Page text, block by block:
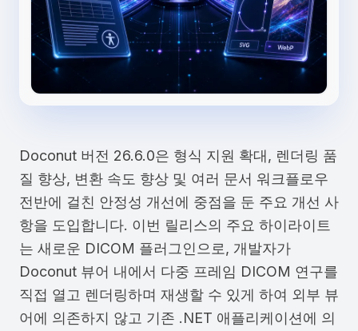
Doconut 버전 26.6.0은 형식 지원 확대, 렌더링 품
질 향상, 변환 속도 향상 및 여러 문서 워크플로우
전반에 걸친 안정성 개선에 중점을 둔 주요 개선 사
항을 도입합니다. 이번 릴리스의 주요 하이라이트
는 새로운 DICOM 플러그인으로, 개발자가
Doconut 뷰어 내에서 다중 프레임 DICOM 연구를
직접 열고 렌더링하며 재생할 수 있게 하여 외부 뷰
어에 의존하지 않고 기존 .NET 애플리케이션에 의